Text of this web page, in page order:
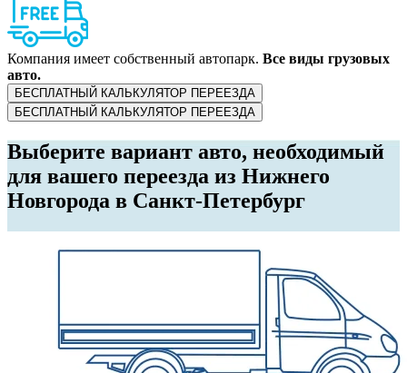
Компания имеет собственный автопарк. Все виды грузовых
авто.
БЕСПЛАТНЫЙ КАЛЬКУЛЯТОР ПЕРЕЕЗДА
БЕСПЛАТНЫЙ КАЛЬКУЛЯТОР ПЕРЕЕЗДА
Выберите вариант авто, необходимый
для вашего переезда из Нижнего
Новгорода в Санкт-Петербург